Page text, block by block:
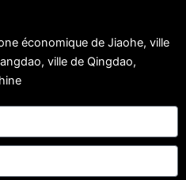
économique de Jiaohe, ville
ville de Qingdao,